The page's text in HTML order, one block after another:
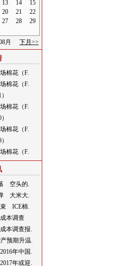
棉花（F.
棉花（F.
棉花（F.
棉花（F.
棉花（F.
空头的.
大米大.
束 ICE棉.
本调查
本调查报.
预期升温.
年中国.
年或迎.